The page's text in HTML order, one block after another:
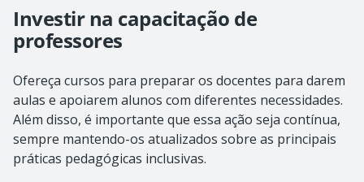
Investir na capacitação de
professores
Ofereça cursos para preparar os docentes para darem
aulas e apoiarem alunos com diferentes necessidades.
Além disso, é importante que essa ação seja contínua,
sempre mantendo-os atualizados sobre as principais
práticas pedagógicas inclusivas.